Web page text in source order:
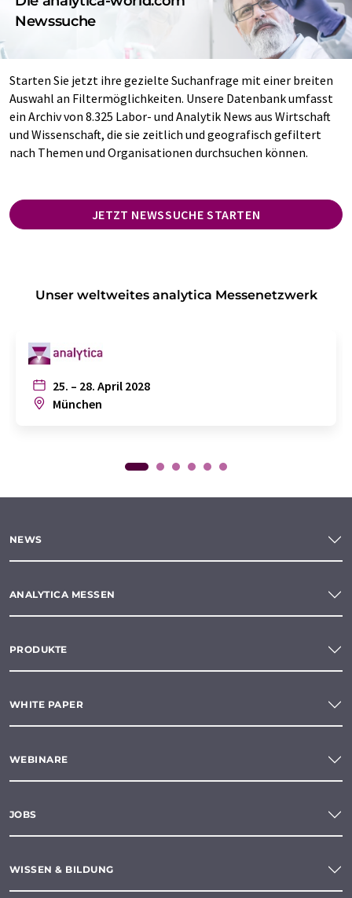
Newssuche
Starten Sie jetzt ihre gezielte Suchanfrage mit einer breiten
Auswahl an Filtermöglichkeiten. Unsere Datenbank umfasst
ein Archiv von 8.325 Labor- und Analytik News aus Wirtschaft
und Wissenschaft, die sie zeitlich und geografisch gefiltert
nach Themen und Organisationen durchsuchen können.
JETZT NEWSSUCHE STARTEN
Unser weltweites analytica Messenetzwerk
25. – 28. April 2028
München
NEWS
ANALYTICA MESSEN
PRODUKTE
WHITE PAPER
WEBINARE
JOBS
WISSEN & BILDUNG